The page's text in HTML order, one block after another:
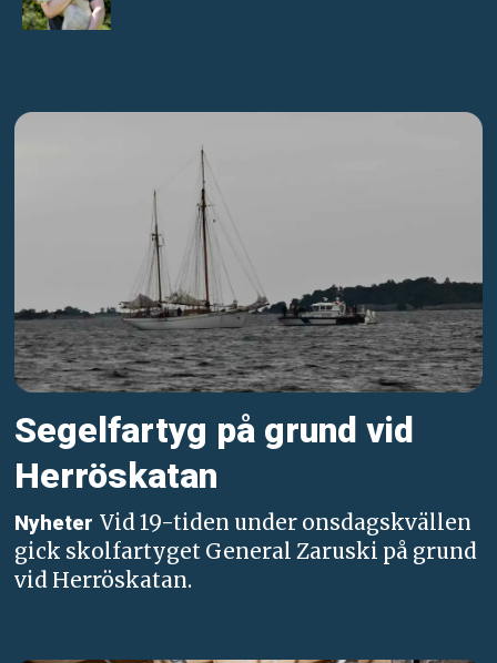
Segelfartyg på grund vid
Herröskatan
Nyheter Vid 19-tiden under onsdagskvällen
gick skolfartyget General Zaruski på grund
vid Herröskatan.